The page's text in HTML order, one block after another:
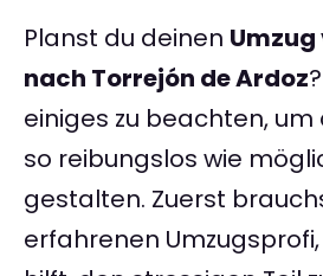
Planst du deinen
nach Torrejón de Ardoz
einiges zu beachten,
so reibungslos wie
gestalten. Zuerst
erfahrenen